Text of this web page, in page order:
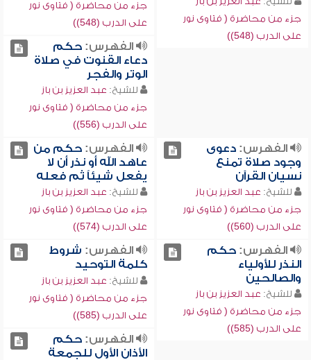
جزء من محاضرة ( فتاوى نور
على الدرب (548))
جزء من محاضرة ( فتاوى نور
على الدرب (548))
الفهرس:حكم
دعاء القنوت في صلاة
الوتر والفجر
للشيخ: عبد العزيز بن باز
جزء من محاضرة ( فتاوى نور
على الدرب (556))
الفهرس:دعوى
وجود صلاة تمنع
نسيان القرآن
للشيخ: عبد العزيز بن باز
جزء من محاضرة ( فتاوى نور
على الدرب (560))
الفهرس:حكم من
عاهد الله أو نذر أن لا
يفعل شيئاً ثم فعله
للشيخ: عبد العزيز بن باز
جزء من محاضرة ( فتاوى نور
على الدرب (574))
الفهرس:حكم
النذر للأولياء
والصالحين
للشيخ: عبد العزيز بن باز
جزء من محاضرة ( فتاوى نور
على الدرب (585))
الفهرس: شروط
كلمة التوحيد
للشيخ: عبد العزيز بن باز
جزء من محاضرة ( فتاوى نور
على الدرب (585))
الفهرس:حكم
الأذان الأول للجمعة